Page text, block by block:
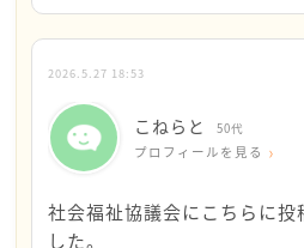
ですね。もうどうでもいいや
簡単に印鑑を押さないでく
ょう。
このメンターカフェに「専門
ます。「暮らしに関する相談
とご相談内容によって分かれ
2026.5.27 18:53
こねらと 50代
プロフィールを見る
社会福祉協議会にこちらに投
した。